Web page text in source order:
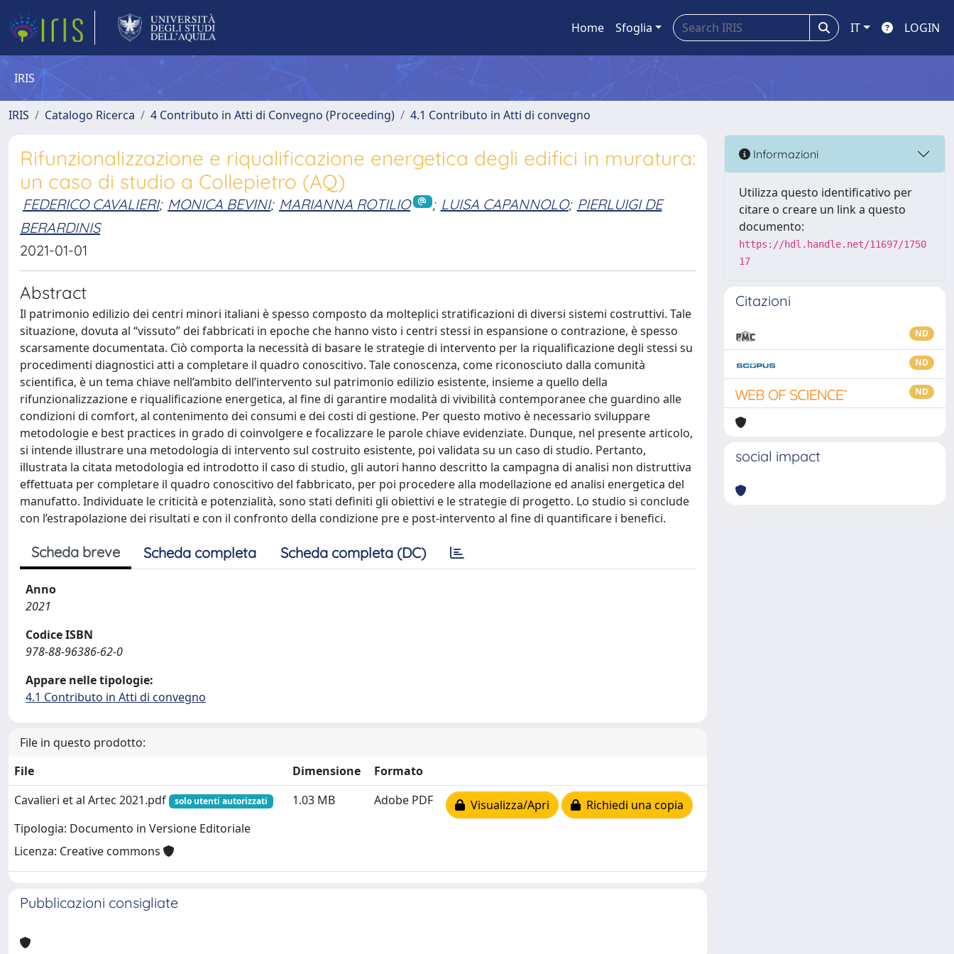
Home Sfoglia IT LOGIN
IRIS
IRIS Catalogo Ricerca 4 Contributo in Atti di Convegno (Proceeding) 4.1 Contributo in Atti di convegno
Rifunzionalizzazione e riqualificazione energetica degli edifici in muratura:
un caso di studio a Collepietro (AQ)
FEDERICO CAVALIERI; MONICA BEVINI; MARIANNA ROTILIO ; LUISA CAPANNOLO; PIERLUIGI DE
BERARDINIS
2021-01-01
Abstract
Il patrimonio edilizio dei centri minori italiani è spesso composto da molteplici stratificazioni di diversi sistemi costruttivi. Tale
situazione, dovuta al “vissuto” dei fabbricati in epoche che hanno visto i centri stessi in espansione o contrazione, è spesso
scarsamente documentata. Ciò comporta la necessità di basare le strategie di intervento per la riqualificazione degli stessi su
procedimenti diagnostici atti a completare il quadro conoscitivo. Tale conoscenza, come riconosciuto dalla comunità
scientifica, è un tema chiave nell’ambito dell’intervento sul patrimonio edilizio esistente, insieme a quello della
rifunzionalizzazione e riqualificazione energetica, al fine di garantire modalità di vivibilità contemporanee che guardino alle
condizioni di comfort, al contenimento dei consumi e dei costi di gestione. Per questo motivo è necessario sviluppare
metodologie e best practices in grado di coinvolgere e focalizzare le parole chiave evidenziate. Dunque, nel presente articolo,
si intende illustrare una metodologia di intervento sul costruito esistente, poi validata su un caso di studio. Pertanto,
illustrata la citata metodologia ed introdotto il caso di studio, gli autori hanno descritto la campagna di analisi non distruttiva
effettuata per completare il quadro conoscitivo del fabbricato, per poi procedere alla modellazione ed analisi energetica del
manufatto. Individuate le criticità e potenzialità, sono stati definiti gli obiettivi e le strategie di progetto. Lo studio si conclude
con l’estrapolazione dei risultati e con il confronto della condizione pre e post-intervento al fine di quantificare i benefici.
Scheda breve Scheda completa Scheda completa (DC)
Anno
2021
Codice ISBN
978-88-96386-62-0
Appare nelle tipologie:
4.1 Contributo in Atti di convegno
File in questo prodotto:
File
Dimensione
Formato
Cavalieri et al Artec 2021.pdf
solo utenti autorizzati
Tipologia: Documento in Versione Editoriale
Licenza: Creative commons
1.03 MB Adobe PDF Visualizza/Apri Richiedi una copia
Pubblicazioni consigliate
Informazioni
Utilizza questo identificativo per
citare o creare un link a questo
documento:
https://hdl.handle.net/11697/1750
17
Citazioni
ND
ND
ND
social impact